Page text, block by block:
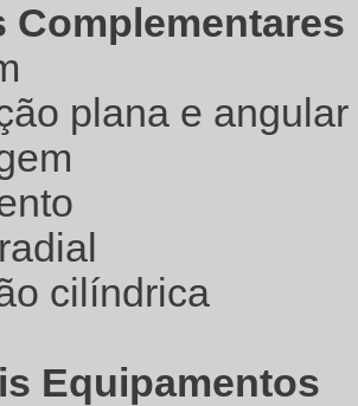
Complementares
plana e angular
cilíndrica
Equipamentos